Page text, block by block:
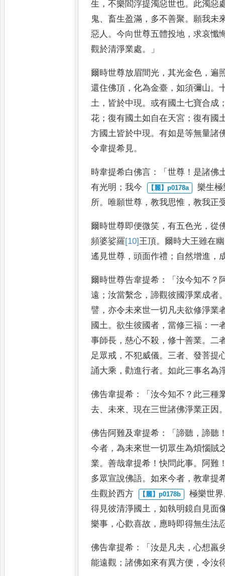
生 ，不樂閻浮提濁惡世也。 此濁惡
鬼、 畜生盈滿 ， 多不善聚。 願我未
惡人 。今向世尊五體投地 ，求哀懺
觀於清淨業處。」
爾時世尊放眉間光 ，其光金色 ，遍
還住佛頂 ，化為金臺 ，如須彌山。
土 ， 皆於中現。或有國土七寶合成
花 ；復有國土如自在天宮 ；復有國
方國土皆於中現。有如是等無量諸
令韋提希見。
時韋提希白佛言 ： 「世尊 ！ 是諸佛
有光明 ；我今
樂生
所。唯願世尊 ，教我思惟 ，教我正
爾時世尊即便微笑 ，有五色光 ，從
頻婆娑羅[10]王頂。爾時大王雖在
遙見世尊 ，頭面作禮 ； 自然增進 ，
爾時世尊告韋提希 ：「汝今知不 ？
遠 ；汝當繫念 ，諦觀彼國淨業成者
譬 ，亦令未來世一切凡夫欲修淨業
國土。欲生彼國者 ，當修三福 ：一
事師長 ，慈心不殺 ，修十善業。二
足眾戒 ，不犯威儀。三者、發菩提
誦大乘 ，勸進行者。如此三事名為
佛告韋提希 ：「汝今知不 ？ 此三種
去、未來、現在三世諸佛淨業正因
佛告阿難及韋提希 ：「諦聽 ，諦聽
今者 ，為未來世一切眾生為煩惱賊
業。善哉韋提希 ！快問此事。 阿難
多眾宣說佛語。如來今者 ，教韋提
生觀於西方
極樂世界
得見彼清淨國土 ，如執明鏡自見面
樂事 ，心歡喜故 ， 應時即得無生法
佛告韋提希 ：「汝是凡夫 ，心想羸
能遠觀 ；諸佛如來有異方便 ，令汝